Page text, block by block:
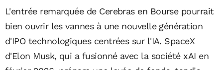
L'entrée remarquée de Cerebras en Bourse pourrait
bien ouvrir les vannes à une nouvelle génération
d'IPO technologiques centrées sur l'IA. SpaceX
d'Elon Musk, qui a fusionné avec la société xAI en